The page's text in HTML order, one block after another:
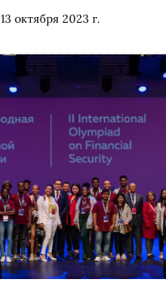
13 октября 2023 г.